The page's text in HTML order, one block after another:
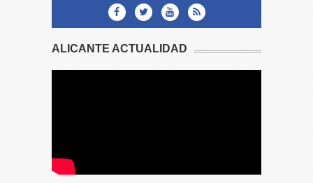
ALICANTE ACTUALIDAD